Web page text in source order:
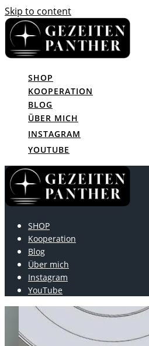
Skip to content
SHOP
KOOPERATION
BLOG
ÜBER MICH
INSTAGRAM
YOUTUBE
SHOP
Kooperation
Blog
Über mich
Instagram
YouTube